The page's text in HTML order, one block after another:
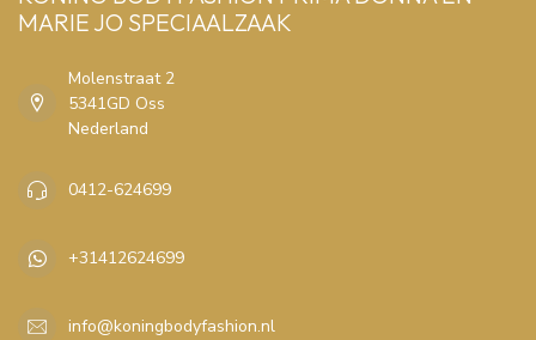
MARIE JO SPECIAALZAAK
Molenstraat 2
5341GD Oss
Nederland
0412-624699
+31412624699
info@koningbodyfashion.nl